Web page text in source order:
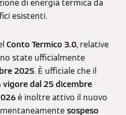
di energia termica da
esistenti.
Conto Termico 3.0, relative
state ufficialmente
2025. È ufficiale che il
vigore dal 25 dicembre
è inoltre attivo il nuovo
sospeso